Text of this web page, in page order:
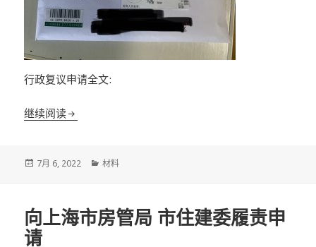
行政复议申请全文:
继续阅读最终裁决！
发
7月 6, 2022
分
材料
向上海市房管局 市住建委履责申
请